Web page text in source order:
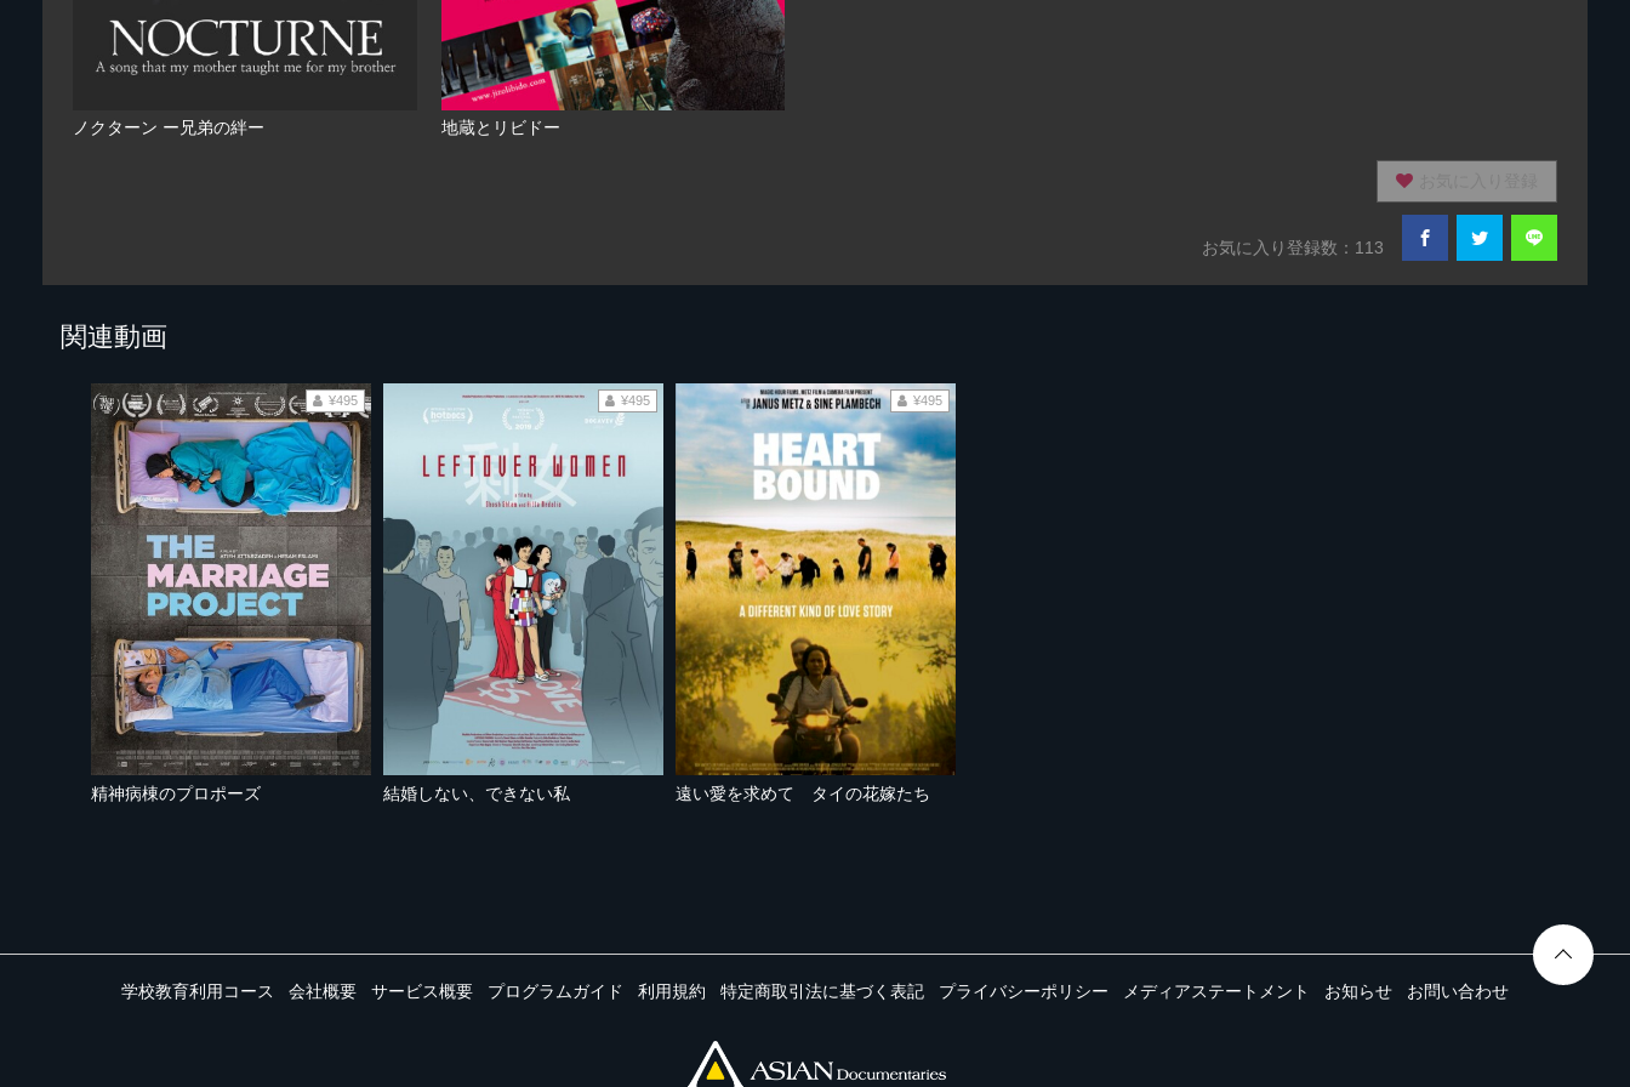
ノクターン ー兄弟の絆ー 地蔵とリビドー
お気に入り登録数：113
関連動画
精神病棟のプロポーズ
¥495
結婚しない、できない私
¥495
遠い愛を求めて タイの花嫁たち
¥495
学校教育利用コース 会社概要 サービス概要 プログラムガイド 利用規約 特定商取引法に基づく表記 プライバシーポリシー メディアステートメント お知らせ お問い合わせ